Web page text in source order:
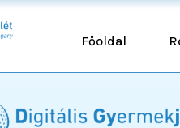
Főoldal